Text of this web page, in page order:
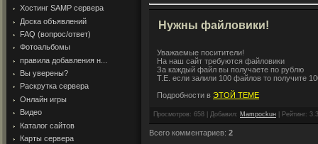
Хостинг SAMP сервера
Доска объявлений
FAQ (вопрос/ответ)
Фотоальбомы
правила добавления н...
Вы уверены?
Раскрутка сервера
Онлайн игры
Видео
Каталог сайтов
Карты сервера
Нужны файловики!
Уважаемые поситители!
На наш сайт требуются файловики
За каждый файл вы получаете по рублю
Т.Е. если залили 100 файлов то получите
Подробности в ЭТОЙ ТЕМЕ
Просмотров: 658 Добавил: Mampockuн Рейтинг: 3.3
Всего комментариев: 2